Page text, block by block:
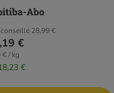
28,99 €
€
€ / kg
€